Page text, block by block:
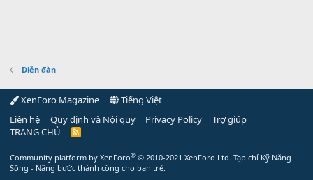
Diễn đàn
XenForo Magazine
Tiếng Việt
Liên hệ
Quy định và Nội quy Privacy Policy
Trợ giúp
TRANG CHỦ
R
Community platform by XenForo® © 2010-2021 XenForo Ltd. Tạp chí Kỹ Năng
Sống - Nâng bước thành công cho bạn trẻ.